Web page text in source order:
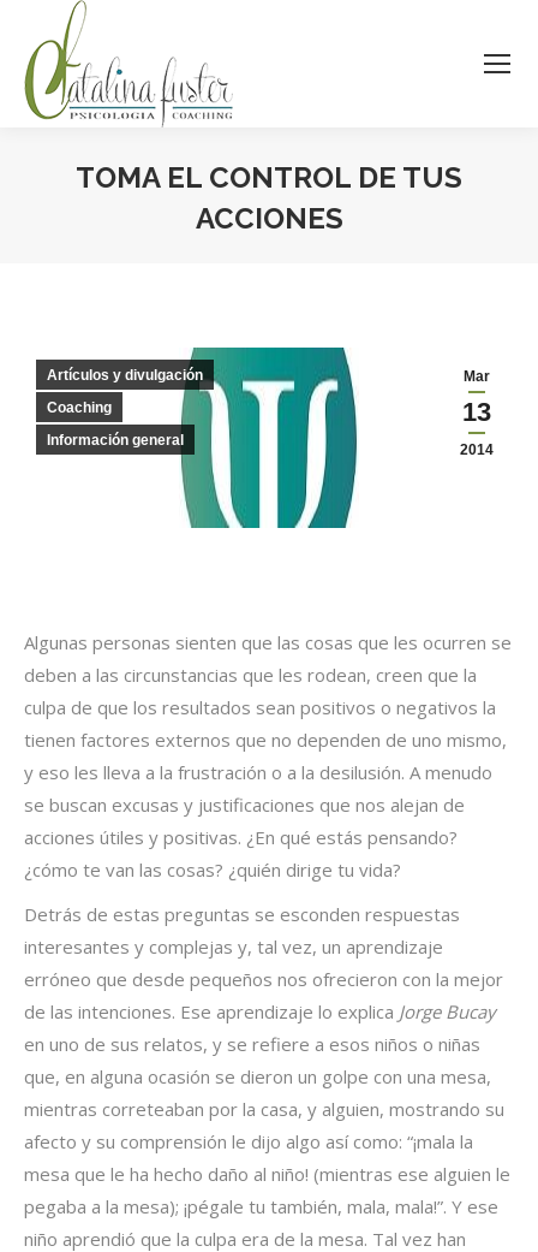
TOMA EL CONTROL DE TUS
ACCIONES
Mar
13
2014
Artículos y divulgación
Coaching
Información general
Algunas personas sienten que las cosas que les ocurren se
deben a las circunstancias que les rodean, creen que la
culpa de que los resultados sean positivos o negativos la
tienen factores externos que no dependen de uno mismo,
y eso les lleva a la frustración o a la desilusión. A menudo
se buscan excusas y justificaciones que nos alejan de
acciones útiles y positivas. ¿En qué estás pensando?
¿cómo te van las cosas? ¿quién dirige tu vida?
Detrás de estas preguntas se esconden respuestas
interesantes y complejas y, tal vez, un aprendizaje
erróneo que desde pequeños nos ofrecieron con la mejor
de las intenciones. Ese aprendizaje lo explica Jorge Bucay
en uno de sus relatos, y se refiere a esos niños o niñas
que, en alguna ocasión se dieron un golpe con una mesa,
mientras correteaban por la casa, y alguien, mostrando su
afecto y su comprensión le dijo algo así como: “¡mala la
mesa que le ha hecho daño al niño! (mientras ese alguien le
pegaba a la mesa); ¡pégale tu también, mala, mala!”. Y ese
niño aprendió que la culpa era de la mesa. Tal vez han